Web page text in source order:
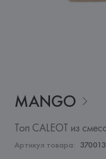
MANGO
Топ CALEOT из
Артикул товара: